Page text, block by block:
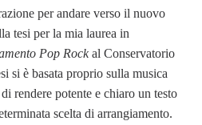
per andare verso il nuovo
tesi per la mia laurea in
Pop Rockal Conservatorio
si è basata proprio sulla musica
rendere potente e chiaro un testo
scelta di arrangiamento.